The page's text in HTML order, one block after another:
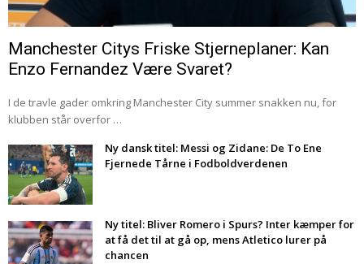
Manchester Citys Friske Stjerneplaner: Kan
Enzo Fernandez Være Svaret?
I de travle gader omkring Manchester City summer snakken nu, for
klubben står overfor …
Ny dansk titel: Messi og Zidane: De To Ene
Fjernede Tårne i Fodboldverdenen
Ny titel: Bliver Romero i Spurs? Inter kæmper for
at få det til at gå op, mens Atletico lurer på
chancen